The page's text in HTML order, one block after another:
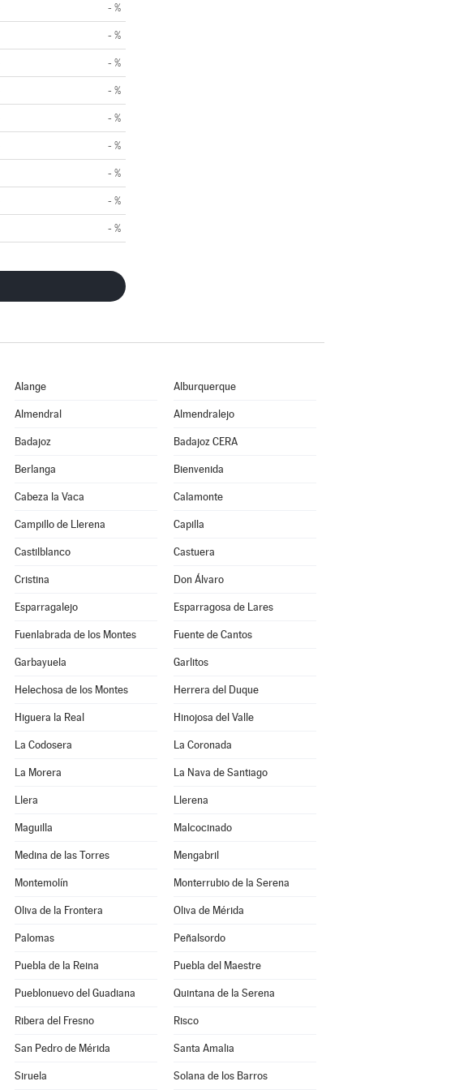
- %
- %
- %
- %
- %
- %
- %
- %
- %
Alange Alburquerque
Almendral Almendralejo
Badajoz Badajoz CERA
Berlanga Bienvenida
Cabeza la Vaca Calamonte
Campillo de Llerena Capilla
Castilblanco Castuera
Cristina Don Álvaro
Esparragalejo Esparragosa de Lares
Fuenlabrada de los Montes Fuente de Cantos
Garbayuela Garlitos
Helechosa de los Montes Herrera del Duque
Higuera la Real Hinojosa del Valle
La Codosera La Coronada
La Morera La Nava de Santiago
Llera Llerena
Maguilla Malcocinado
Medina de las Torres Mengabril
Montemolín Monterrubio de la Serena
Oliva de la Frontera Oliva de Mérida
Palomas Peñalsordo
Puebla de la Reina Puebla del Maestre
Pueblonuevo del Guadiana Quintana de la Serena
Ribera del Fresno Risco
San Pedro de Mérida Santa Amalia
Siruela Solana de los Barros